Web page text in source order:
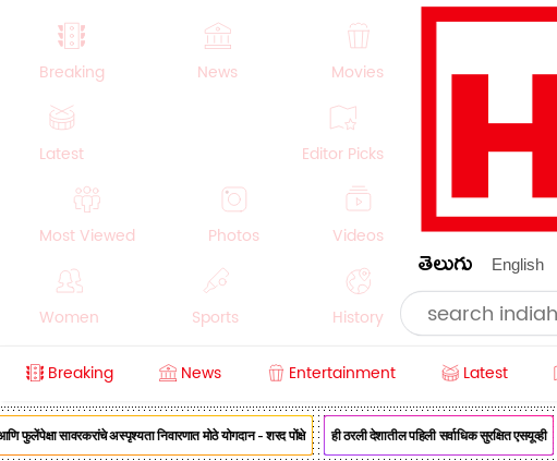
Breaking News Movies
Latest Editor Picks
Most Viewed Photos Videos
Women Sports History
Crime Beauty
తెలుగు English
Breaking News Entertainment Latest
सावरकरांचे अस्पृश्यता निवारणात मोठे योगदान - शरद पोंक्षे ही ठरली देशातील पहिली सर्वाधिक सुरक्षित एसयूव्ही